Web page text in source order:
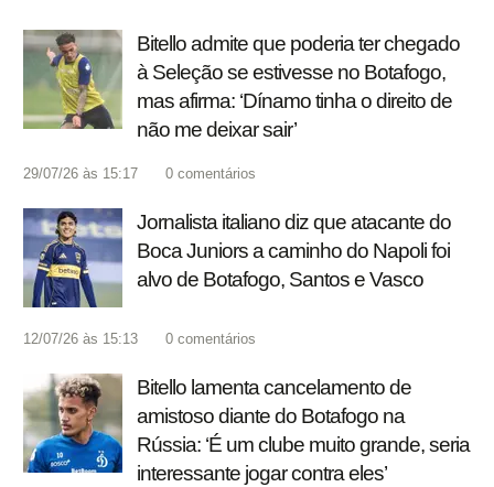
Bitello admite que poderia ter chegado
à Seleção se estivesse no Botafogo,
mas afirma: ‘Dínamo tinha o direito de
não me deixar sair’
29/07/26 às 15:17 0 comentários
Jornalista italiano diz que atacante do
Boca Juniors a caminho do Napoli foi
alvo de Botafogo, Santos e Vasco
12/07/26 às 15:13 0 comentários
Bitello lamenta cancelamento de
amistoso diante do Botafogo na
Rússia: ‘É um clube muito grande, seria
interessante jogar contra eles’